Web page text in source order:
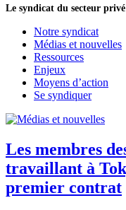
Le syndicat du secteur
Notre syndicat
Médias et nouvelles
Ressources
Enjeux
Moyens d’action
Se syndiquer
Les membres
travaillant à
premier contrat